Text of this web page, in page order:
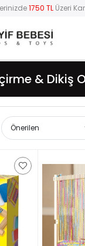
1750 TL Üzeri
& Dikiş